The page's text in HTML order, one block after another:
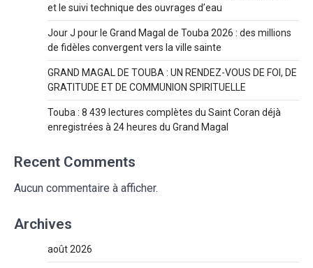
et le suivi technique des ouvrages d’eau
Jour J pour le Grand Magal de Touba 2026 : des millions
de fidèles convergent vers la ville sainte
GRAND MAGAL DE TOUBA : UN RENDEZ-VOUS DE FOI, DE
GRATITUDE ET DE COMMUNION SPIRITUELLE
Touba : 8 439 lectures complètes du Saint Coran déjà
enregistrées à 24 heures du Grand Magal
Recent Comments
Aucun commentaire à afficher.
Archives
août 2026